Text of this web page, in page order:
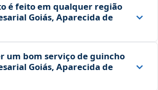
é feito em qualquer região
Goiás, Aparecida de
um bom serviço de guincho
Goiás, Aparecida de